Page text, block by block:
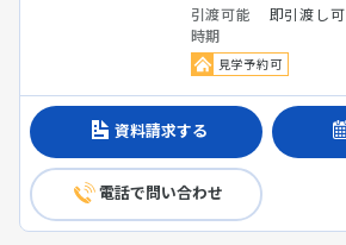
引渡可能
時期
即引渡し可
見学予約可
資料請求する
電話で問い合わせ